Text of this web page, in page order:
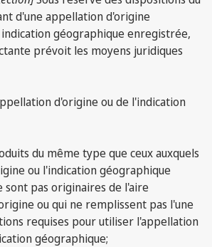
d'une appellation d'origine
géographique enregistrée,
prévoit les moyens juridiques
d'origine ou de l'indication
du même type que ceux auxquels
ou l'indication géographique
sont pas originaires de l'aire
ou qui ne remplissent pas l'une
requises pour utiliser l'appellation
géographique;